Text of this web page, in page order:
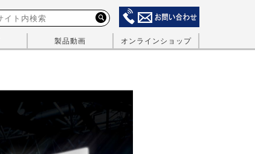
製品動画 オンラインショップ